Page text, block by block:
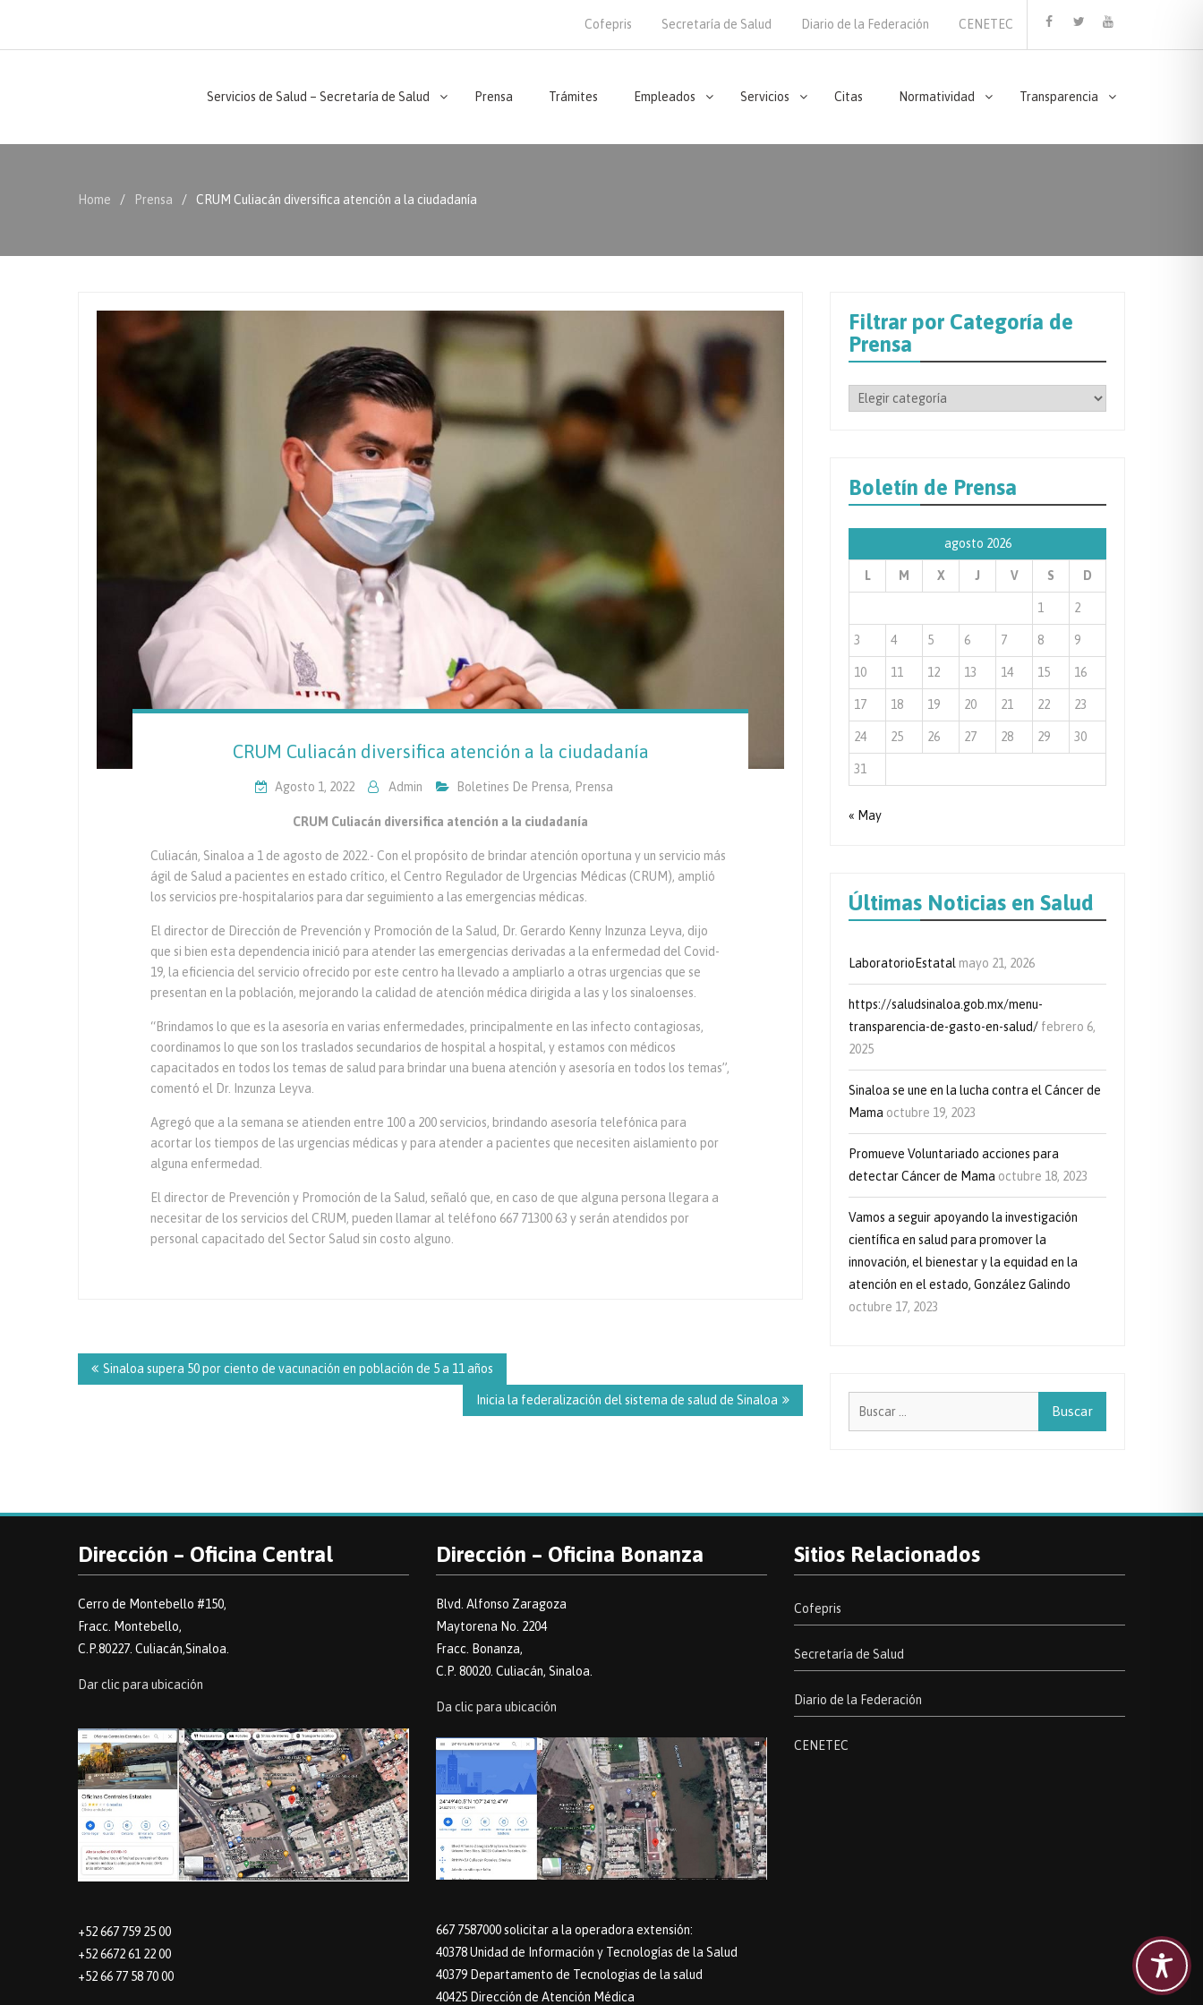
Cofepris Secretaría de Salud Diario de la Federación
CENETEC
Servicios de Salud – Secretaría de Salud Prensa Trámites Empleados Servicios Citas Normatividad Transparencia
Home Prensa CRUM Culiacán diversifica atención a la ciudadanía
CRUM Culiacán diversifica atención a la ciudadanía
Agosto 1, 2022 Admin Boletines De Prensa, Prensa
CRUM Culiacán diversifica atención a la ciudadanía
Culiacán, Sinaloa a 1 de agosto de 2022.- Con el propósito de brindar atención oportuna y un servicio más
ágil de Salud a pacientes en estado crítico, el Centro Regulador de Urgencias Médicas (CRUM), amplió
los servicios pre-hospitalarios para dar seguimiento a las emergencias médicas.
El director de Dirección de Prevención y Promoción de la Salud, Dr. Gerardo Kenny Inzunza Leyva, dijo
que si bien esta dependencia inició para atender las emergencias derivadas a la enfermedad del Covid-
19, la eficiencia del servicio ofrecido por este centro ha llevado a ampliarlo a otras urgencias que se
presentan en la población, mejorando la calidad de atención médica dirigida a las y los sinaloenses.
“Brindamos lo que es la asesoría en varias enfermedades, principalmente en las infecto contagiosas,
coordinamos lo que son los traslados secundarios de hospital a hospital, y estamos con médicos
capacitados en todos los temas de salud para brindar una buena atención y asesoría en todos los temas”,
comentó el Dr. Inzunza Leyva.
Agregó que a la semana se atienden entre 100 a 200 servicios, brindando asesoría telefónica para
acortar los tiempos de las urgencias médicas y para atender a pacientes que necesiten aislamiento por
alguna enfermedad.
El director de Prevención y Promoción de la Salud, señaló que, en caso de que alguna persona llegara a
necesitar de los servicios del CRUM, pueden llamar al teléfono 667 71300 63 y serán atendidos por
personal capacitado del Sector Salud sin costo alguno.
de
entradas
Sinaloa supera 50 por ciento de vacunación en población de 5 a 11 años
Inicia la federalización del sistema de salud de Sinaloa
Filtrar por Categoría de
Prensa
Filtrar
Prensa
Boletín de Prensa
agosto 2026
L M X J V S D
1 2
3 4 5 6 7 8 9
10 11 12 13 14 15 16
17 18 19 20 21 22 23
24 25 26 27 28 29 30
31
« May
Últimas Noticias en Salud
LaboratorioEstatal mayo 21, 2026
https://saludsinaloa.gob.mx/menu-
transparencia-de-gasto-en-salud/ febrero 6,
2025
Sinaloa se une en la lucha contra el Cáncer de
Mama octubre 19, 2023
Promueve Voluntariado acciones para
detectar Cáncer de Mama octubre 18, 2023
Vamos a seguir apoyando la investigación
científica en salud para promover la
innovación, el bienestar y la equidad en la
atención en el estado, González Galindo
octubre 17, 2023
Dirección – Oficina Central
Cerro de Montebello #150,
Fracc. Montebello,
C.P.80227. Culiacán,Sinaloa.
Dar clic para ubicación
+52 667 759 25 00
+52 6672 61 22 00
+52 66 77 58 70 00
Dirección – Oficina Bonanza
Blvd. Alfonso Zaragoza
Maytorena No. 2204
Fracc. Bonanza,
C.P. 80020. Culiacán, Sinaloa.
Da clic para ubicación
667 7587000 solicitar a la operadora extensión:
40378 Unidad de Información y Tecnologías de la Salud
40379 Departamento de Tecnologias de la salud
40425 Dirección de Atención Médica
Sitios Relacionados
Cofepris
Secretaría de Salud
Diario de la Federación
CENETEC